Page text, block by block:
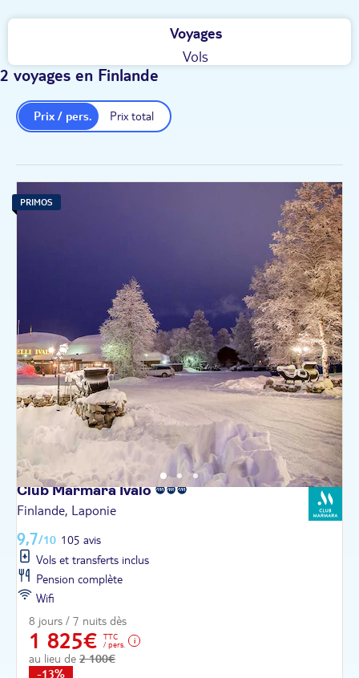
Voyages
Vols
2 voyages en Finlande
Prix total
Prix / pers.
PRIMOS
Club MarmaraIvalo
Finlande, Laponie
9,7/10 105 avis
Vols et transferts inclus
Pension complète
Wifi
8 jours / 7 nuits dès
1 825€
TTC
/ pers.
au lieu de 2 100€
-13%